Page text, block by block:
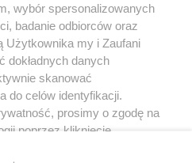
nie może być powielany i
w jakikolwiek sposób (w tym
na jakimkolwiek polu eksploatacji w
w Internecie bez pisemnej
użycie lub wykorzystanie utworów w
tzn. bez właściwej zgody, jest
ścigane prawnie.
wybór spersonalizowanych
badanie odbiorców oraz
Użytkownika my i Zaufani
dokładnych danych
skanować
do celów identyfikacji.
prosimy o zgodę na
poprzez kliknięcie